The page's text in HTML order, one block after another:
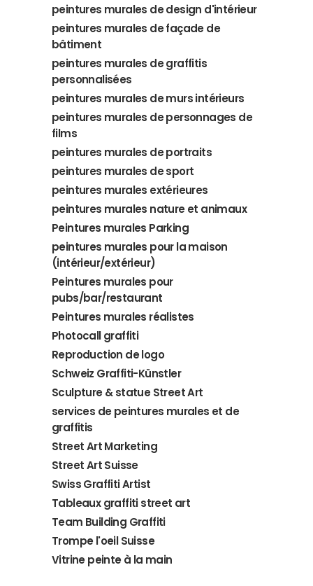
peintures murales de design d'intérieur
peintures murales de façade de
bâtiment
peintures murales de graffitis
personnalisées
peintures murales de murs intérieurs
peintures murales de personnages de
films
peintures murales de portraits
peintures murales de sport
peintures murales extérieures
peintures murales nature et animaux
Peintures murales Parking
peintures murales pour la maison
(intérieur/extérieur)
Peintures murales pour
pubs/bar/restaurant
Peintures murales réalistes
Photocall graffiti
Reproduction de logo
Schweiz Graffiti-Künstler
Sculpture & statue Street Art
services de peintures murales et de
graffitis
Street Art Marketing
Street Art Suisse
Swiss Graffiti Artist
Tableaux graffiti street art
Team Building Graffiti
Trompe l'oeil Suisse
Vitrine peinte à la main